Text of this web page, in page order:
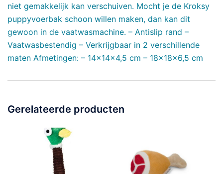
niet gemakkelijk kan verschuiven. Mocht je de Kroksy
puppyvoerbak schoon willen maken, dan kan dit
gewoon in de vaatwasmachine. – Antislip rand –
Vaatwasbestendig – Verkrijgbaar in 2 verschillende
maten Afmetingen: – 14x14x4,5 cm – 18x18x6,5 cm
Gerelateerde producten